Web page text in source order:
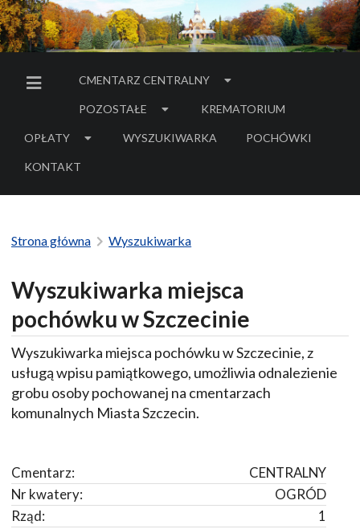
MENU BOCZNE
CMENTARZ CENTRALNY
POZOSTAŁE KREMATORIUM
OPŁATY WYSZUKIWARKA POCHÓWKI
- LINK DO SERWISU
KONTAKT
Strona główna Wyszukiwarka
Wyszukiwarka miejsca
pochówku w Szczecinie
Wyszukiwarka miejsca pochówku w Szczecinie, z
usługą wpisu pamiątkowego, umożliwia odnalezienie
grobu osoby pochowanej na cmentarzach
komunalnych Miasta Szczecin.
CENTRALNY
Cmentarz:
OGRÓD
Nr kwatery:
1
Rząd: